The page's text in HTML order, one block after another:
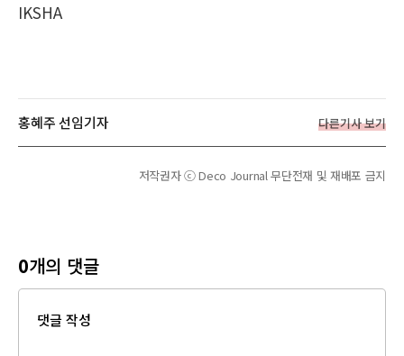
IKSHA
홍혜주 선임기자 다른기사 보기
저작권자 ⓒ Deco Journal 무단전재 및 재배포 금지
0개의 댓글
댓글 작성